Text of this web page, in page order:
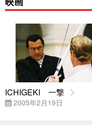
ICHIGEKI 一撃
2005年2月19日